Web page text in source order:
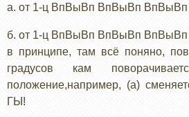
а. от 1-ц ВпВыВп ВпВыВп
б. от 1-ц ВпВыВп ВпВыВп
в принципе, там всё поняно,
градусов кам
положение,например, (а)
ГЫ!